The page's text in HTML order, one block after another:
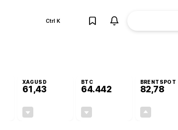
Ctrl K
XAGUSD
61,43
BTC
64.442
BRENTSPOT
82,78